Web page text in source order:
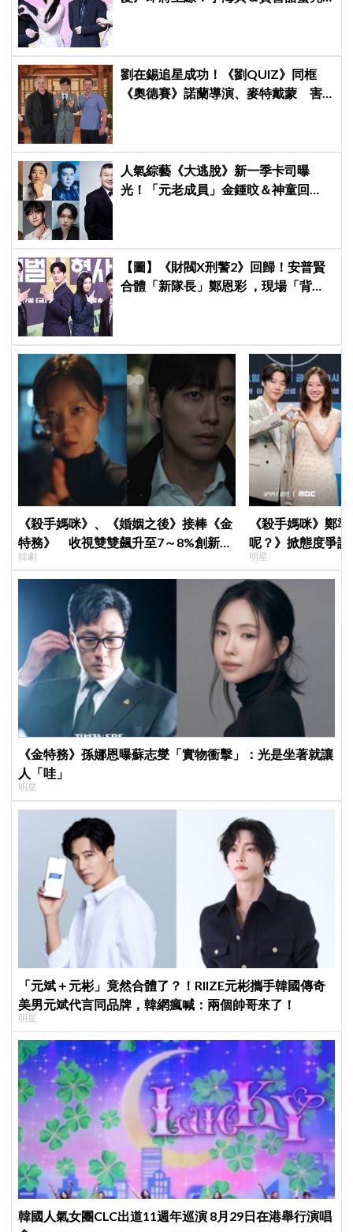
劉在錫追星成功！《劉QUIZ》同框
《奧德賽》諾蘭導演、麥特戴蒙 害
人氣綜藝《大逃脫》新一季卡司曝
光！「元老成員」金鍾旼＆神童回
【圖】《財閥X刑警2》回歸！安普賢
合體「新隊長」鄭恩彩 ，現場「背靠
《殺手媽咪》、《婚姻之後》接棒《金
特務》 收視雙雙飆升至7～8%創新
高！
韓劇
《殺手媽咪》鄭
呢？》掀態度爭
真的吐了」心疼
明星
《金特務》孫娜恩曝蘇志燮「實物衝擊」：光是坐著就讓
人「哇」
明星
「元斌＋元彬」竟然合體了？！RIIZE元彬攜手韓國傳奇
美男元斌代言同品牌，韓網瘋喊：兩個帥哥來了！
明星
韓國人氣女團CLC出道11週年巡演 8月29日在港舉行演唱